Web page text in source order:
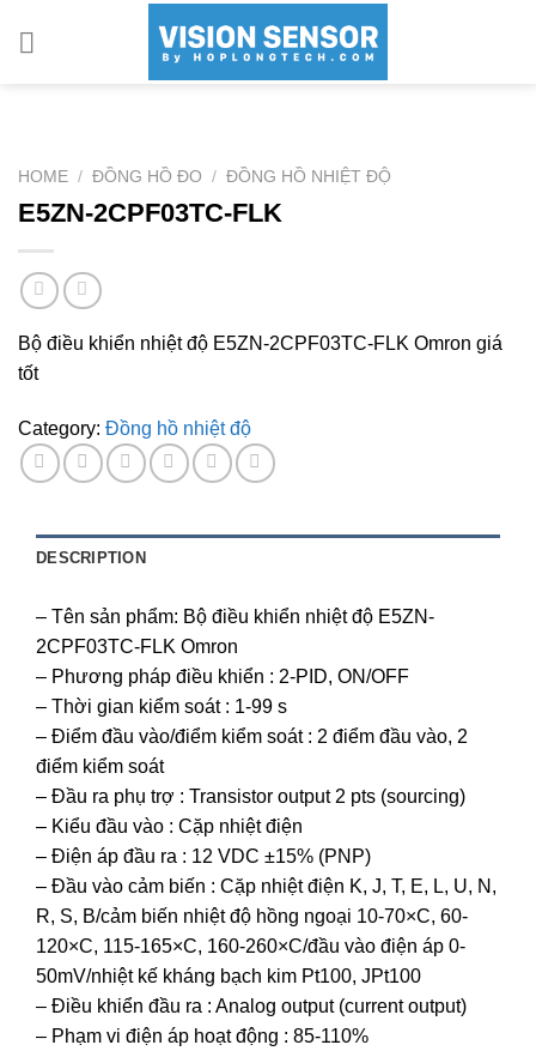
HOME / ĐỒNG HỒ ĐO / ĐỒNG HỒ NHIỆT ĐỘ
E5ZN-2CPF03TC-FLK
Bộ điều khiển nhiệt độ E5ZN-2CPF03TC-FLK Omron giá
tốt
Category: Đồng hồ nhiệt độ
DESCRIPTION
– Tên sản phẩm: Bộ điều khiển nhiệt độ E5ZN-
2CPF03TC-FLK Omron
– Phương pháp điều khiển : 2-PID, ON/OFF
– Thời gian kiểm soát : 1-99 s
– Điểm đầu vào/điểm kiểm soát : 2 điểm đầu vào, 2
điểm kiểm soát
– Đầu ra phụ trợ : Transistor output 2 pts (sourcing)
– Kiểu đầu vào : Cặp nhiệt điện
– Điện áp đầu ra : 12 VDC ±15% (PNP)
– Đầu vào cảm biến : Cặp nhiệt điện K, J, T, E, L, U, N,
R, S, B/cảm biến nhiệt độ hồng ngoại 10-70×C, 60-
120×C, 115-165×C, 160-260×C/đầu vào điện áp 0-
50mV/nhiệt kế kháng bạch kim Pt100, JPt100
– Điều khiển đầu ra : Analog output (current output)
– Phạm vi điện áp hoạt động : 85-110%